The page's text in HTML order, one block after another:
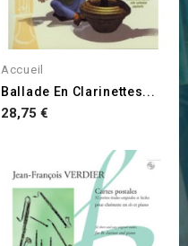
Accueil
Ballade En Clarinettes...
Prix
28,75 €